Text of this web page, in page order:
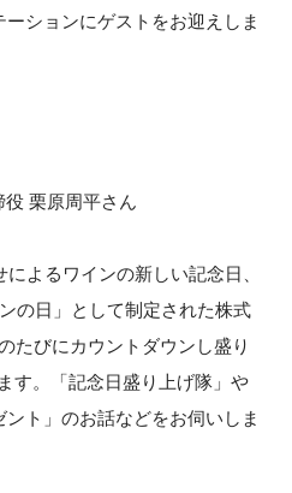
ションにゲストをお迎えしま
栗原周平さん
よるワインの新しい記念日、
の日」として制定された株式
たびにカウントダウンし盛り
す。「記念日盛り上げ隊」や
ント」のお話などをお伺いしま